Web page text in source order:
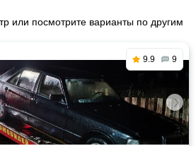
или посмотрите варианты по другим
9.9 9